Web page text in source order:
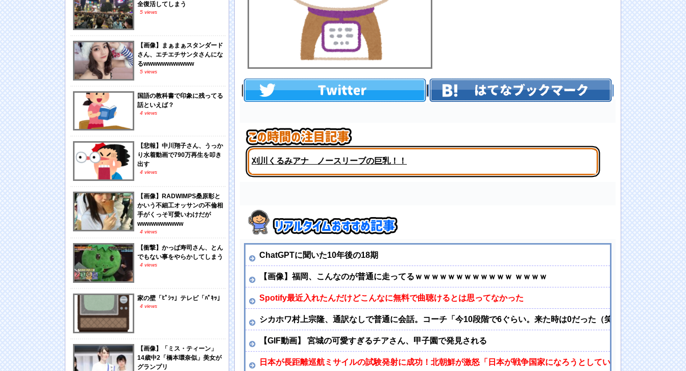
刈川くるみアナ ノースリーブの巨乳！！
ChatGPTに聞いた10年後の18期
【画像】福岡、こんなのが普通に走ってるｗｗｗｗｗｗｗｗｗｗｗｗ ｗｗｗｗ
Spotify最近入れたんだけどこんなに無料で曲聴けるとは思ってなかった
シカホワ村上宗隆、通訳なしで普通に会話。コーチ「今10段階で6ぐらい。来た時は0だった（笑）」
【GIF動画】 宮城の可愛すぎるチアさん、甲子園で発見される
日本が長距離巡航ミサイルの試験発射に成功！北朝鮮が激怒「日本が戦争国家になろうとしている」「絶対に傍観
全復活してしまう
5 views
【画像】まぁまぁスタンダード
さん、エチエチサンタさんにな
るwwwwwwwwwww
5 views
国語の教科書で印象に残ってる
話といえば？
4 views
【悲報】中川翔子さん、うっか
り水着動画で790万再生を叩き
出す
4 views
【画像】RADWIMPS桑原彰と
かいう不細工オッサンの不倫相
手がくっそ可愛いわけだが
wwwwwwwwww
4 views
【衝撃】かっぱ寿司さん、とん
でもない事をやらかしてしまう
4 views
家の壁「ﾋﾟｼｯ」テレビ「ﾊﾟｷｯ」
4 views
【画像】「ミス・ティーン」
14歳中2「橋本環奈似」美女が
グランプリ